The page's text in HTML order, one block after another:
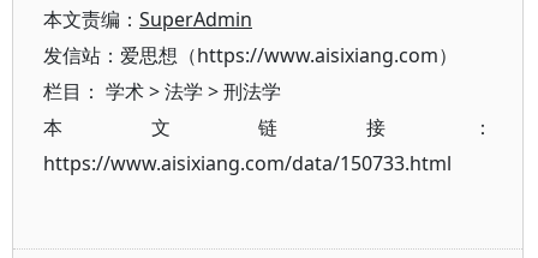
本文责编： SuperAdmin
发信站：爱思想（https://www.aisixiang.com）
栏目： 学术>法学 >刑法学
本文链接：
https://www.aisixiang.com/data/150733.html